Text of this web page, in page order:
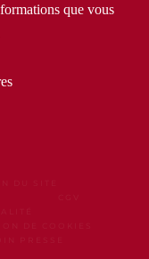
que vous